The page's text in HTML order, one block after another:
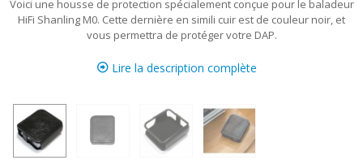
Voici une housse de protection spécialement conçue pour le baladeur
HiFi Shanling M0. Cette dernière en simili cuir est de couleur noir, et
vous permettra de protéger votre DAP.
Lire la description complète